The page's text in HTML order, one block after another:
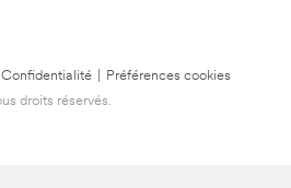
Confidentialité
Préférences cookies
droits réservés.